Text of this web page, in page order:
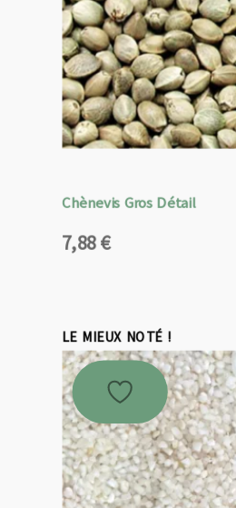
Chènevis Gros Détail
7,88€
LE MIEUX NOTÉ !